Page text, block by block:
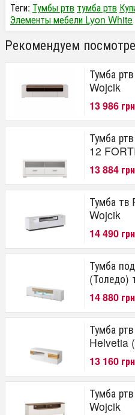
Теги: Тумбы ртв тумба ртв
Элементы мебели Lyon White
Рекомендуем
Тумба
Wojcik
13 986
Тумба
12
13 884
Тумба
Wojcik
14 490
Тумба
(Толедо)
14 880
Тумба
Helvetia
13 160
Тумба
Wojcik